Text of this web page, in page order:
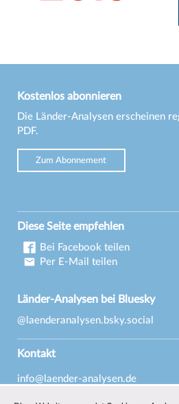
Kostenlos abonnieren
Die Länder-Analysen erscheinen
PDF.
Zum Abonnement
Diese Seite empfehlen
Bei Facebook teilen
Per E-Mail teilen
Länder-Analysen bei Bluesky
@laenderanalysen.bsky.social
Kontakt
info@laender-analysen.de